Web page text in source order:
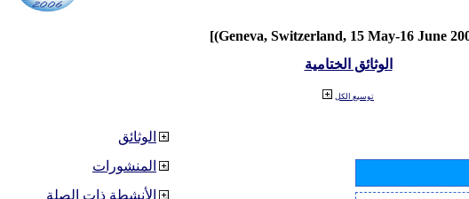
الوثائق الختامية
توسيع الكل
الوثائق
المنشورات
الأنشطة ذات الصلة